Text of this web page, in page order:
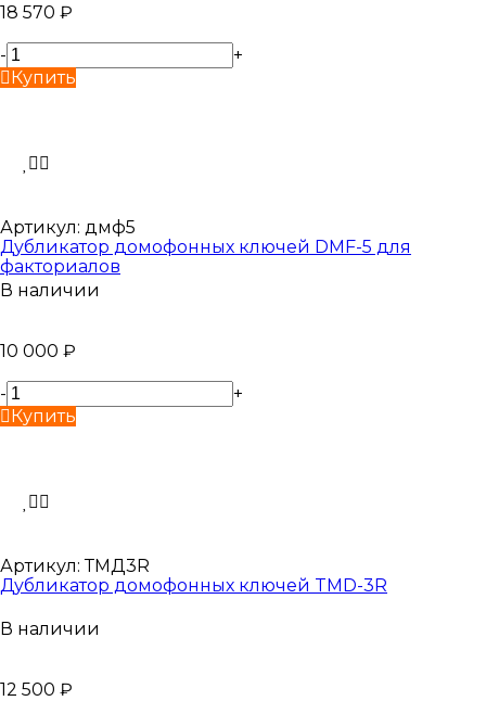
18 570 ₽
-
+
Купить
Артикул: дмф5
Дубликатор домофонных ключей DMF-5 для
факториалов
В наличии
10 000 ₽
-
+
Купить
Артикул: ТМД3R
Дубликатор домофонных ключей TMD-3R
В наличии
12 500 ₽